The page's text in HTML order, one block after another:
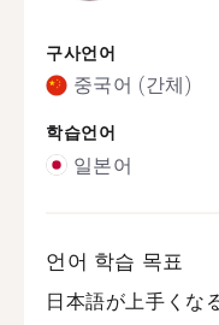
구사언어
중국어 (간체)
학습언어
일본어
언어 학습 목표
日本語が上手くな